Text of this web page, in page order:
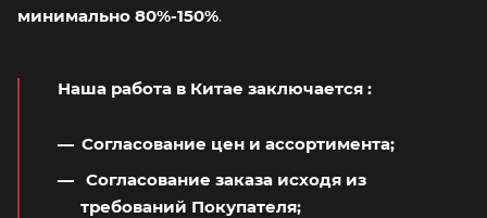
минимально 80%-150%.
Наша работа в Китае заключается :
Согласование цен и ассортимента;
Согласование заказа исходя из
требований Покупателя;